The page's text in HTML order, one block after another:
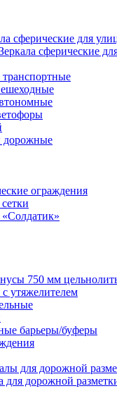
сферические для
сферические
дорожные
ограждения
750 мм
утяжелителем
барьеры/буферы
для дорожной
для дорожной